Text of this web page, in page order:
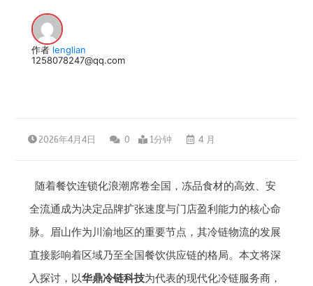
作者 lenglian
1258078247@qq.com
2026年4月4日 0 1分钟 4 月
随着餐饮连锁化浪潮席卷全国，冻品食材的高效、安
全流通成为决定品牌扩张速度与门店盈利能力的核心命
脉。眉山作为川渝地区的重要节点，其冷链物流的发展
直接影响着区域乃至全国餐饮供应链的格局。本文将深
入探讨，以华鼎冷链科技为代表的现代化冷链服务商，